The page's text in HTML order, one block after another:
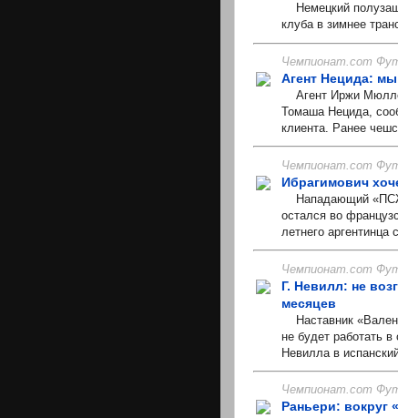
Немецкий
клуба в зимнее
Чемпионат.com
Агент Нецида:
Агент Иржи
Томаша Нецида,
клиента. Ранее
Чемпионат.com
Ибрагимович
Нападающий
остался во
летнего аргентинца
Чемпионат.com
Г. Невилл: не
месяцев
Наставник
не будет работать
Невилла в
Чемпионат.com
Раньери: вокруг